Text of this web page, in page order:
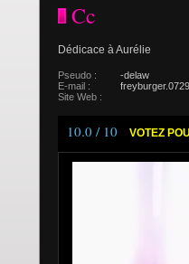
Cc
Dédicace à Aurélie
Pseudo : -delaw
E-mail :
Site Web :
10.0 / 10 VOTEZ